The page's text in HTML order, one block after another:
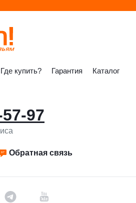
Где купить? Гарантия Каталог
97
Обратная связь